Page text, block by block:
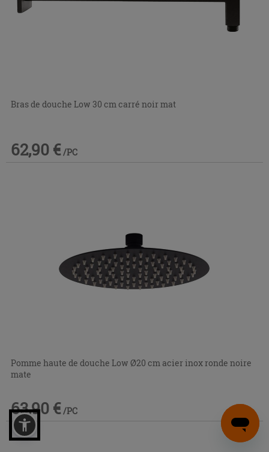
Bras de douche Low 30 cm carré noir mat
62,90 € /PC
Pomme haute de douche Low Ø20 cm acier inox ronde noire
mate
63,90 € /PC